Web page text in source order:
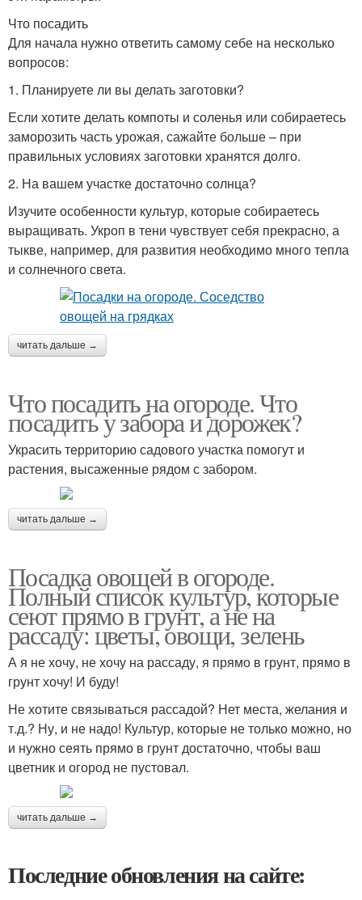
Что посадить
Для начала нужно ответить самому себе на несколько
вопросов:
1. Планируете ли вы делать заготовки?
Если хотите делать компоты и соленья или собираетесь
заморозить часть урожая, сажайте больше – при
правильных условиях заготовки хранятся долго.
2. На вашем участке достаточно солнца?
Изучите особенности культур, которые собираетесь
выращивать. Укроп в тени чувствует себя прекрасно, а
тыкве, например, для развития необходимо много тепла
и солнечного света.
читать дальше →
Что посадить на огороде. Что
посадить у забора и дорожек?
Украсить территорию садового участка помогут и
растения, высаженные рядом с забором.
читать дальше →
Посадка овощей в огороде.
Полный список культур, которые
сеют прямо в грунт, а не на
рассаду: цветы, овощи, зелень
А я не хочу, не хочу на рассаду, я прямо в грунт, прямо в
грунт хочу! И буду!
Не хотите связываться рассадой? Нет места, желания и
т.д.? Ну, и не надо! Культур, которые не только можно, но
и нужно сеять прямо в грунт достаточно, чтобы ваш
цветник и огород не пустовал.
читать дальше →
Последние обновления на сайте: